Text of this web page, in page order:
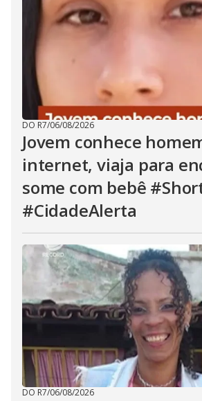
DO R7/06/08/2026
Jovem conhece
internet, viaja para
some com bebê
#CidadeAlerta
DO R7/06/08/2026